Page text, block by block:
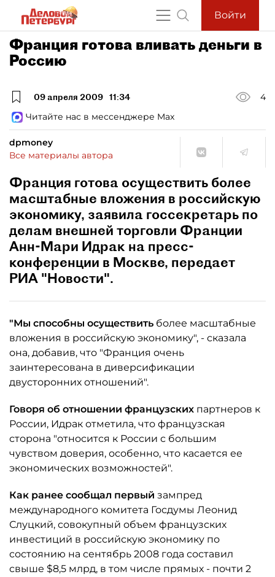
Войти
Франция готова вливать деньги в
Россию
09 апреля 2009 11:34
4
Читайте нас в мессенджере Max
dpmoney
Все материалы автора
Франция готова осуществить более
масштабные вложения в российскую
экономику, заявила госсекретарь по
делам внешней торговли Франции
Анн-Мари Идрак на пресс-
конференции в Москве, передает
РИА "Новости".
"Мы способны осуществить более масштабные
вложения в российскую экономику", - сказала
она, добавив, что "Франция очень
заинтересована в диверсификации
двусторонних отношений".
Говоря об отношении французских партнеров к
России, Идрак отметила, что французская
сторона "относится к России с большим
чувством доверия, особенно, что касается ее
экономических возможностей".
Как ранее сообщал первый зампред
международного комитета Госдумы Леонид
Слуцкий, совокупный объем французских
инвестиций в российскую экономику по
состоянию на сентябрь 2008 года составил
свыше $8,5 млрд, в том числе прямых - почти 2